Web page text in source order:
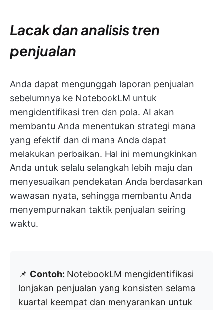
Lacak dan analisis tren
penjualan
Anda dapat mengunggah laporan penjualan
sebelumnya ke NotebookLM untuk
mengidentifikasi tren dan pola. AI akan
membantu Anda menentukan strategi mana
yang efektif dan di mana Anda dapat
melakukan perbaikan. Hal ini memungkinkan
Anda untuk selalu selangkah lebih maju dan
menyesuaikan pendekatan Anda berdasarkan
wawasan nyata, sehingga membantu Anda
menyempurnakan taktik penjualan seiring
waktu.
📌 Contoh: NotebookLM mengidentifikasi
lonjakan penjualan yang konsisten selama
kuartal keempat dan menyarankan untuk